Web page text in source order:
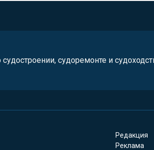
судостроении, судоремонте и
Редакция
Реклама